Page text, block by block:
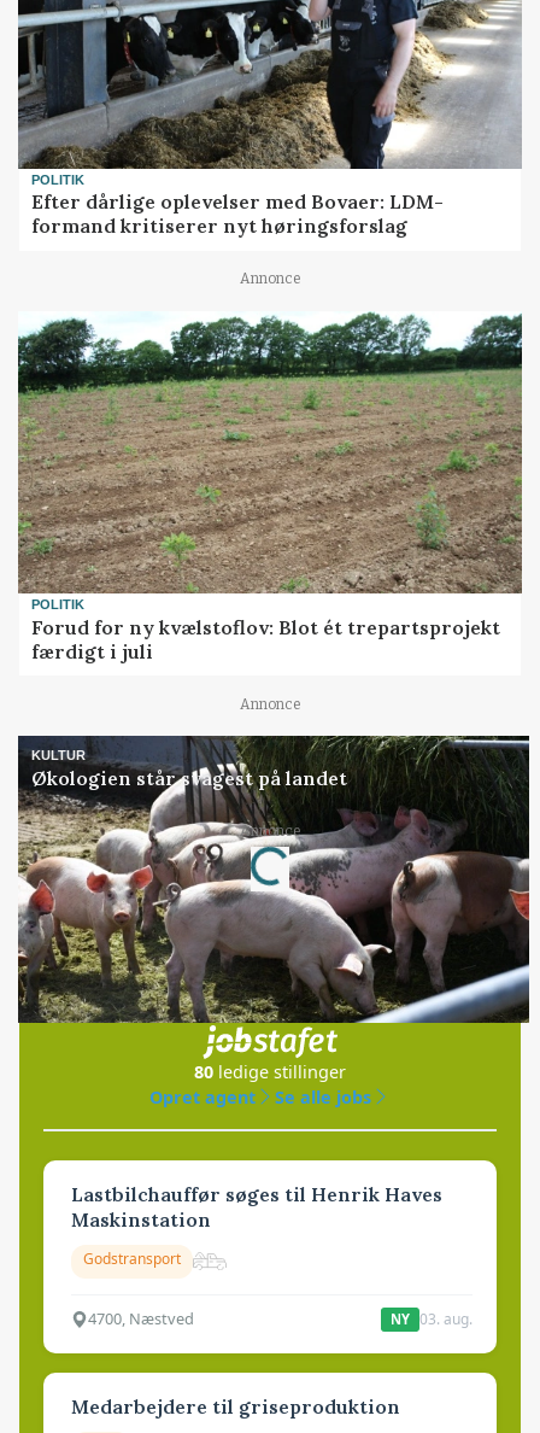
POLITIK
Efter dårlige oplevelser med Bovaer: LDM-
formand kritiserer nyt høringsforslag
Annonce
POLITIK
Forud for ny kvælstoflov: Blot ét trepartsprojekt
færdigt i juli
Annonce
KULTUR
Økologien står svagest på landet
Annonce
Loading...
Jobs
i samarbejde med
80 ledige stillinger
Opret agent
Se alle jobs
Lastbilchauffør søges til Henrik Haves
Maskinstation
Godstransport
4700, Næstved NY 03. aug.
Medarbejdere til griseproduktion